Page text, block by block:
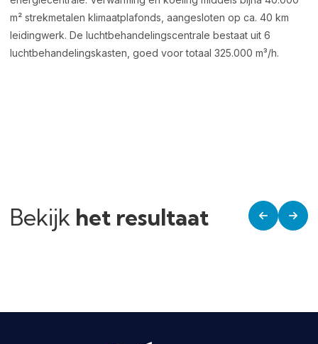
m² strekmetalen klimaatplafonds, aangesloten op ca. 40 km
leidingwerk. De luchtbehandelingscentrale bestaat uit 6
luchtbehandelingskasten, goed voor totaal 325.000 m³/h.
Bekijk het resultaat